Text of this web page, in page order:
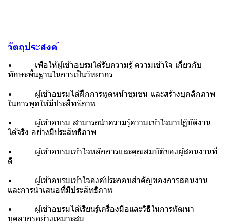
วัตถุประสงค์
• เพื่อให้ผู้เข้าอบรมได้รับความรู้ ความเข้าใจ เกี่ยวกับ
ทักษะพื้นฐานในการเป็นวิทยากร
• ผู้เข้าอบรมได้ฝึกการพูดหน้าชุมชน และสร้างบุคลิกภาพ
ในการพูดให้มีประสิทธิภาพ
• ผู้เข้าอบรม สามารถนำความรู้ความเข้าใจมาปฏิบัติงาน
ได้จริง อย่างมีประสิทธิภาพ
• ผู้เข้าอบรมเข้าใจหลักการและคุณสมบัติของผู้สอนงานที่
ดี
• ผู้เข้าอบรมเข้าใจองค์ประกอบสำคัญของการสอนงาน
และการนำเสนอที่มีประสิทธิภาพ
• ผู้เข้าอบรมได้เรียนรู้เครื่องมือและวิธีในการพัฒนา
บุคลากรอย่างเหมาะสม